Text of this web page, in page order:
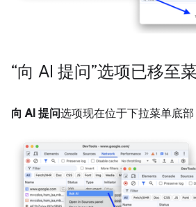
“向 AI 提问”选项已移至
向 AI 提问选项现在位于下拉菜单底部